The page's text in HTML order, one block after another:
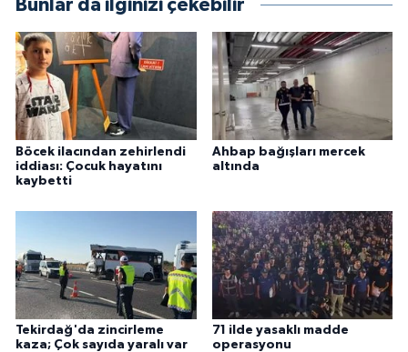
Bunlar da ilginizi çekebilir
Böcek ilacından zehirlendi
iddiası: Çocuk hayatını
kaybetti
Ahbap bağışları mercek
altında
Tekirdağ'da zincirleme
kaza; Çok sayıda yaralı var
71 ilde yasaklı madde
operasyonu